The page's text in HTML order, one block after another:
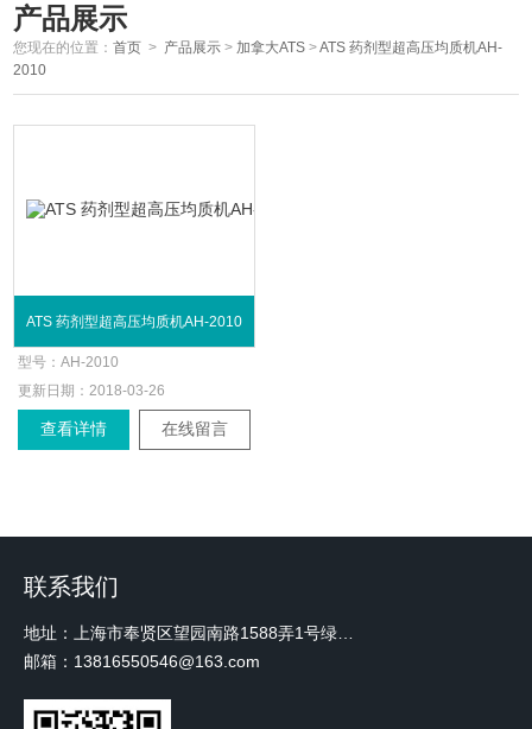
产品展示
您现在的位置：首页 > 产品展示 > 加拿大ATS >ATS 药剂型超高压均质机AH-
2010
ATS 药剂型超高压均质机AH-2010
型号：AH-2010
更新日期： 2018-03-26
查看详情 在线留言
联系我们
邮箱：13816550546@163.com